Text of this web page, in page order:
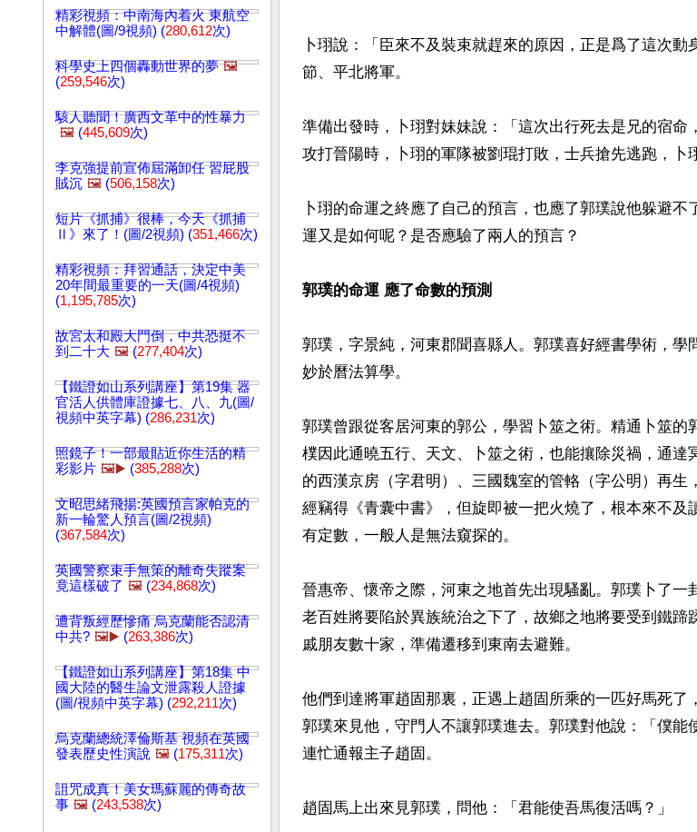
精彩視頻：中南海內着火 東航空
中解體(圖/9視頻) (280,612次)
科學史上四個轟動世界的夢 🖼️
(259,546次)
駭人聽聞！廣西文革中的性暴力
🖼️ (445,609次)
李克強提前宣佈屆滿卸任 習屁股
賊沉 🖼️ (506,158次)
短片《抓捕》很棒，今天《抓捕
Ⅱ》來了！(圖/2視頻) (351,466次)
精彩視頻：拜習通話，決定中美
20年間最重要的一天(圖/4視頻)
(1,195,785次)
故宮太和殿大門倒，中共恐挺不
到二十大 🖼️ (277,404次)
【鐵證如山系列講座】第19集 器
官活人供體庫證據七、八、九(圖/
視頻中英字幕) (286,231次)
照鏡子！一部最貼近你生活的精
彩影片 🖼️▶️ (385,288次)
文昭思緒飛揚:英國預言家帕克的
新一輪驚人預言(圖/2視頻)
(367,584次)
英國警察束手無策的離奇失蹤案
竟這樣破了 🖼️ (234,868次)
遭背叛經歷慘痛 烏克蘭能否認清
中共? 🖼️▶️ (263,386次)
【鐵證如山系列講座】第18集 中
國大陸的醫生論文泄露殺人證據
(圖/視頻中英字幕) (292,211次)
烏克蘭總統澤倫斯基 視頻在英國
發表歷史性演說 🖼️ (175,311次)
詛咒成真！美女瑪蘇麗的傳奇故
事 🖼️ (243,538次)
卜珝說：「臣來不及裝束就趕來的原因，正是爲了這次
節、平北將軍。
準備出發時，卜珝對妹妹說：「這次出行死去是兄的宿命
攻打晉陽時，卜珝的軍隊被劉琨打敗，士兵搶先逃跑，卜
卜珝的命運之終應了自己的預言，也應了郭璞說他躲避
運又是如何呢？是否應驗了兩人的預言？
郭璞的命運 應了命數的預測
郭璞，字景純，河東郡聞喜縣人。郭璞喜好經書學術，學
妙於曆法算學。
郭璞曾跟從客居河東的郭公，學習卜筮之術。精通卜筮的
樸因此通曉五行、天文、卜筮之術，也能攘除災禍，通達
的西漢京房（字君明）、三國魏室的管輅（字公明）再生
經竊得《青囊中書》，但旋即被一把火燒了，根本來不及
有定數，一般人是無法窺探的。
晉惠帝、懷帝之際，河東之地首先出現騷亂。郭璞卜了一
老百姓將要陷於異族統治之下了，故鄉之地將要受到鐵蹄
戚朋友數十家，準備遷移到東南去避難。
他們到達將軍趙固那裏，正遇上趙固所乘的一匹好馬死了
郭璞來見他，守門人不讓郭璞進去。郭璞對他說：「僕能
連忙通報主子趙固。
趙固馬上出來見郭璞，問他：「君能使吾馬復活嗎？」